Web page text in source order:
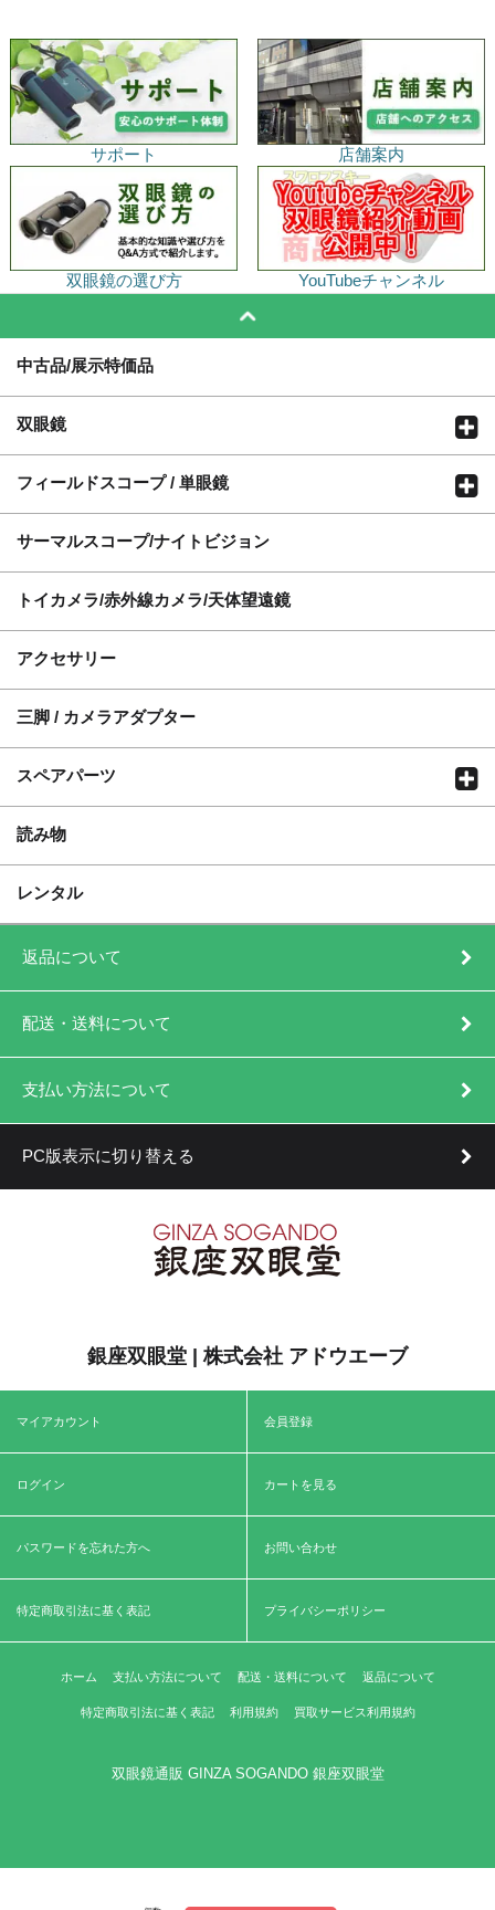
サポート 店舗案内
双眼鏡の選び方 YouTubeチャンネル
中古品/展示特価品
双眼鏡
フィールドスコープ / 単眼鏡
サーマルスコープ/ナイトビジョン
トイカメラ/赤外線カメラ/天体望遠鏡
アクセサリー
三脚 / カメラアダプター
スペアパーツ
読み物
レンタル
返品について
配送・送料について
支払い方法について
PC版表示に切り替える
銀座双眼堂 | 株式会社 アドウエーブ
マイアカウント 会員登録
ログイン カートを見る
パスワードを忘れた方へ お問い合わせ
特定商取引法に基く表記 プライバシーポリシー
ホーム 支払い方法について 配送・送料について 返品について
特定商取引法に基く表記 利用規約 買取サービス利用規約
双眼鏡通販 GINZA SOGANDO 銀座双眼堂